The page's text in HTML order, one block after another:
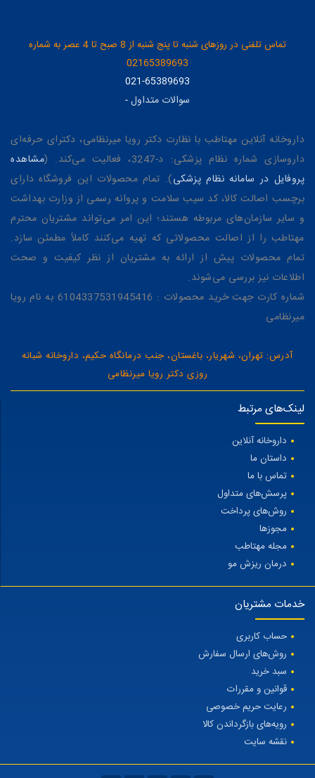
تماس تلفنی در روزهای شنبه تا پنج شنبه از 8 صبح تا 4 عصر به شماره
02165389693
021-65389693
سوالات متداول-
داروخانه آنلاین مهتاطب با نظارت دکتر رویا میرنظامی، دکترای حرفه‌ای
داروسازی شماره نظام پزشکی: د-3247، فعالیت می‌کند. (
مشاهده
پروفایل در سامانه نظام پزشکی). تمام محصولات این فروشگاه دارای
برچسب اصالت کالا، کد سیب سلامت و پروانه رسمی از وزارت بهداشت
و سایر سازمان‌های مربوطه هستند؛ این امر می‌تواند مشتریان محترم
مهتاطب را از اصالت محصولاتی که تهیه می‌کنند کاملاً مطمئن سازد.
تمام محصولات پیش از ارائه به مشتریان از نظر کیفیت و صحت
اطلاعات نیز بررسی می‌شوند.
شماره کارت جهت خرید محصولات : 6104337531945416 به نام رویا
میرنظامی
آدرس: تهران، شهریار، باغستان، جنب درمانگاه حکیم، داروخانه شبانه
روزی دکتر رویا میرنظامی
لینک‌های مرتبط
داروخانه آنلاین
داستان ما
تماس با ما
پرسش‌های متداول
روش‌های پرداخت
مجوزها
مجله مهتاطب
درمان ریزش مو
خدمات مشتریان
حساب کاربری
روش‌های ارسال سفارش
سبد خرید
قوانین و مقررات
رعایت حریم خصوصی
رویه‌های بازگرداندن کالا
نقشه سایت